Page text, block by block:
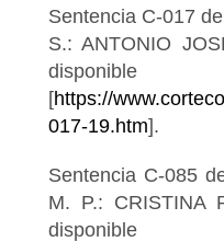
Sentencia C-017
S.: ANTONIO
[https://
017-19.htm].
Sentencia C-085
M. P.: CRISTINA